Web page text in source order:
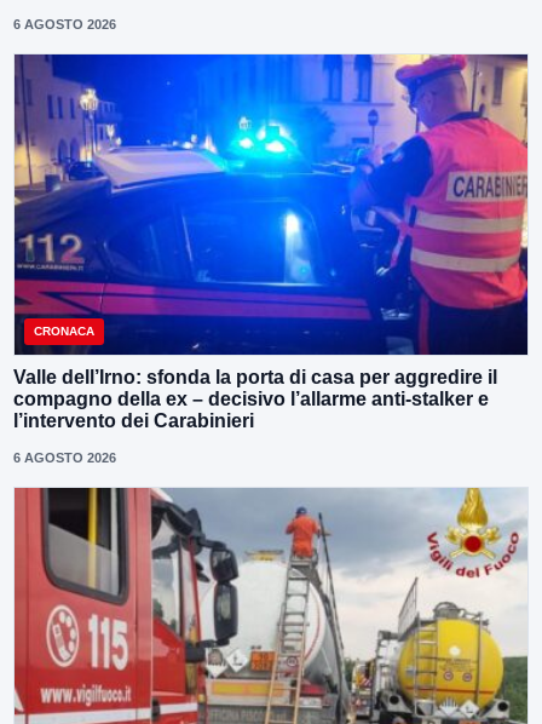
6 AGOSTO 2026
CRONACA
Valle dell’Irno: sfonda la porta di casa per aggredire il
compagno della ex – decisivo l’allarme anti-stalker e
l’intervento dei Carabinieri
6 AGOSTO 2026